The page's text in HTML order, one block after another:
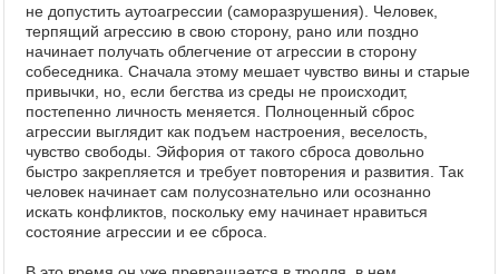
не допустить аутоагрессии (саморазрушения). Человек,
терпящий агрессию в свою сторону, рано или поздно
начинает получать облегчение от агрессии в сторону
собеседника. Сначала этому мешает чувство вины и старые
привычки, но, если бегства из среды не происходит,
постепенно личность меняется. Полноценный сброс
агрессии выглядит как подъем настроения, веселость,
чувство свободы. Эйфория от такого сброса довольно
быстро закрепляется и требует повторения и развития. Так
человек начинает сам полусознательно или осознанно
искать конфликтов, поскольку ему начинает нравиться
состояние агрессии и ее сброса.